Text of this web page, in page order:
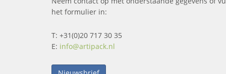
het formulier in:
T: +31(0)20 717 30 35
E: info@artipack.nl